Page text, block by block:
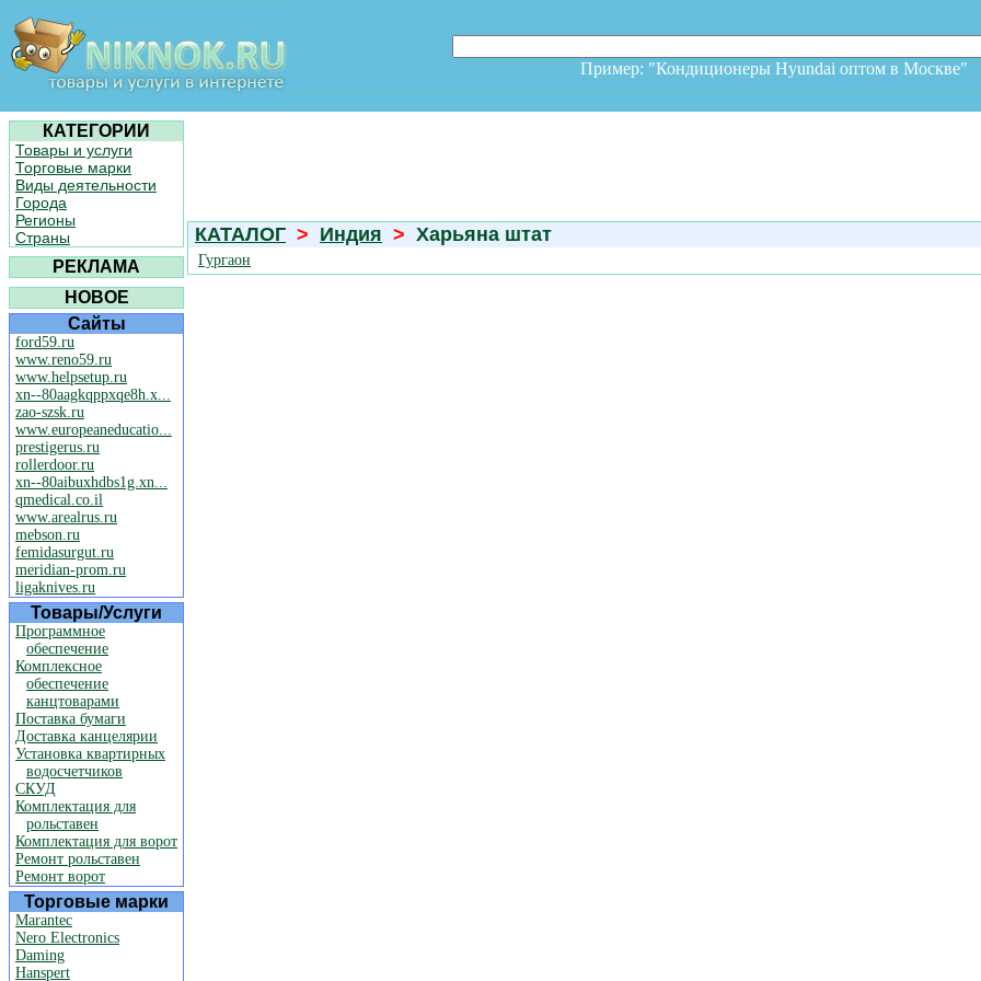
Пример: "Кондиционеры Hyundai оптом в
КАТЕГОРИИ
Товары и услуги
Торговые марки
Виды деятельности
Города
Регионы
Страны
РЕКЛАМА
НОВОЕ
Сайты
ford59.ru
www.reno59.ru
www.helpsetup.ru
xn--80aagkqppxqe8h.x...
zao-szsk.ru
www.europeaneducatio...
prestigerus.ru
rollerdoor.ru
xn--80aibuxhdbs1g.xn...
qmedical.co.il
www.arealrus.ru
mebson.ru
femidasurgut.ru
meridian-prom.ru
ligaknives.ru
Товары/Услуги
Программное
обеспечение
Комплексное
обеспечение
канцтоварами
Поставка бумаги
Доставка канцелярии
Установка квартирных
водосчетчиков
СКУД
Комплектация для
рольставен
Комплектация для ворот
Ремонт рольставен
Ремонт ворот
Торговые марки
Marantec
Nero Electronics
Daming
Hanspert
КАТАЛОГ > Индия > Харьяна штат
Гургаон